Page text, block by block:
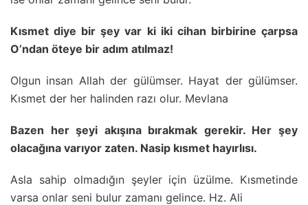
Kısmet diye bir şey var ki iki cihan birbirine çarpsa
O’ndan öteye bir adım atılmaz!
Olgun insan Allah der gülümser. Hayat der gülümser.
Kısmet der her halinden razı olur. Mevlana
Bazen her şeyi akışına bırakmak gerekir. Her şey
olacağına varıyor zaten. Nasip kısmet hayırlısı.
Asla sahip olmadığın şeyler için üzülme. Kısmetinde
varsa onlar seni bulur zamanı gelince. Hz. Ali